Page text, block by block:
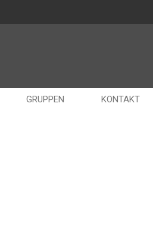
GRUPPEN KONTAKT